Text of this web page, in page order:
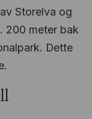
Storelva og
200 meter bak
Dette